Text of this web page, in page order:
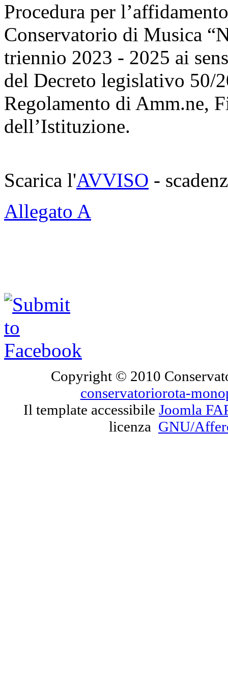
Procedura per
Conservatorio di Musica
triennio 2023 - 2025 ai
del Decreto legislativo 50/
Regolamento di Amm.ne,
dell’Istituzione.
Scarica l'AVVISO -
Allegato A
Copyright © 2010
conservatoriorota-
Il template accessibile Joomla
licenza GNU/